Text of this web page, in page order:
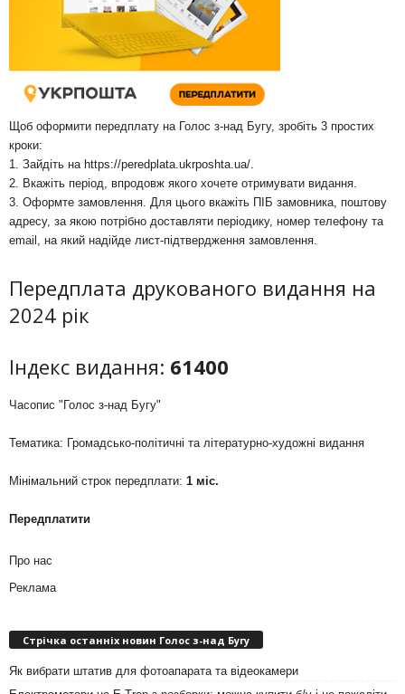
Щоб оформити передплату на Голос з-над Бугу, зробіть 3 простих
кроки:
1. Зайдіть на https://peredplata.ukrposhta.ua/
2. Вкажіть період, впродовж якого хочете отримувати видання.
3. Оформте замовлення. Для цього вкажіть ПІБ замовника, поштову
адресу, за якою потрібно доставляти періодику, номер телефону та
email, на який надійде лист-підтвердження замовлення.
Передплата друкованого видання на
2024 рік
Індекс видання: 61400
Часопис "Голос з-над Бугу"
Тематика: Громадсько-політичні та літературно-художні видання
Мінімальний строк передплати: 1 міс.
Передплатити
Про нас
Реклама
Стрічка останніх новин Голос з-над Бугу
Як вибрати штатив для фотоапарата та відеокамери